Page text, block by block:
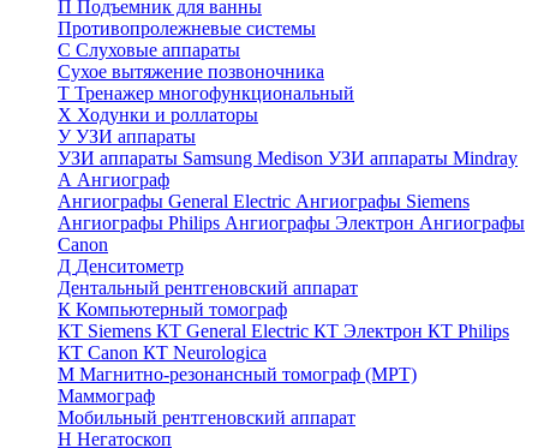
П Подъемник для ванны
Противопролежневые системы
С Слуховые аппараты
Сухое вытяжение позвоночника
Т Тренажер многофункциональный
Х Ходунки и роллаторы
УУЗИ аппараты
УЗИ аппараты Samsung Medison УЗИ аппараты Mindray
А Ангиограф
Ангиографы General Electric Ангиографы Siemens
Ангиографы Philips Ангиографы Электрон Ангиографы
Canon
Д Денситометр
Дентальный рентгеновский аппарат
К Компьютерный томограф
КТ Siemens КТ General Electric КТ Электрон КТ Philips
КТ Canon КТ Neurologica
М Магнитно-резонансный томограф (МРТ)
Маммограф
Мобильный рентгеновский аппарат
Н Негатоскоп